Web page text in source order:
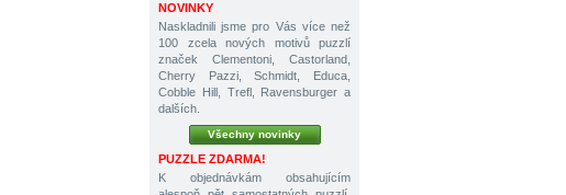
NOVINKY
Naskladnili jsme pro Vás více než
100 zcela nových motivů puzzlí
značek Clementoni, Castorland,
Cherry Pazzi, Schmidt, Educa,
Cobble Hill, Trefl, Ravensburger a
dalších.
Všechny novinky
PUZZLE ZDARMA!
K objednávkám obsahujícím